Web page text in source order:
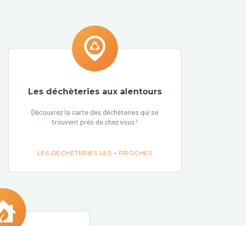
Les déchèteries aux alentours
Découvrez la carte des déchèteries qui se
trouvent près de chez vous !
LES DÉCHÈTERIES LES + PROCHES